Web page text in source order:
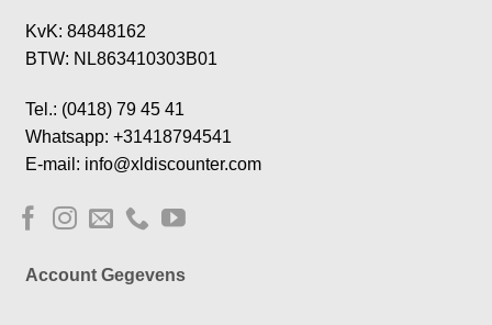
KvK: 84848162
BTW: NL863410303B01
Tel.: (0418) 79 45 41
Whatsapp: +31418794541
E-mail: info@xldiscounter.com
Account Gegevens